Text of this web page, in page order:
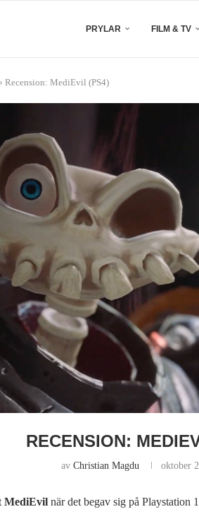
PRYLAR FILM & TV
Recension: MediEvil (PS4)
RECENSION:
avChristian Magdu oktober
MediEvilnär det begav sig på Playstation